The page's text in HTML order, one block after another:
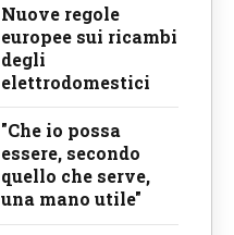
Nuove regole
europee sui ricambi
degli
elettrodomestici
"Che io possa
essere, secondo
quello che serve,
una mano utile"